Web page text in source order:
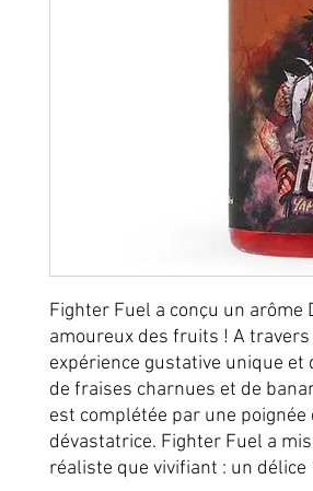
Fighter Fuel a conçu un arôme
amoureux des fruits ! A travers
expérience gustative unique et
de fraises charnues et de
est complétée par une
dévastatrice. Fighter Fuel a
réaliste que vivifiant : un délice